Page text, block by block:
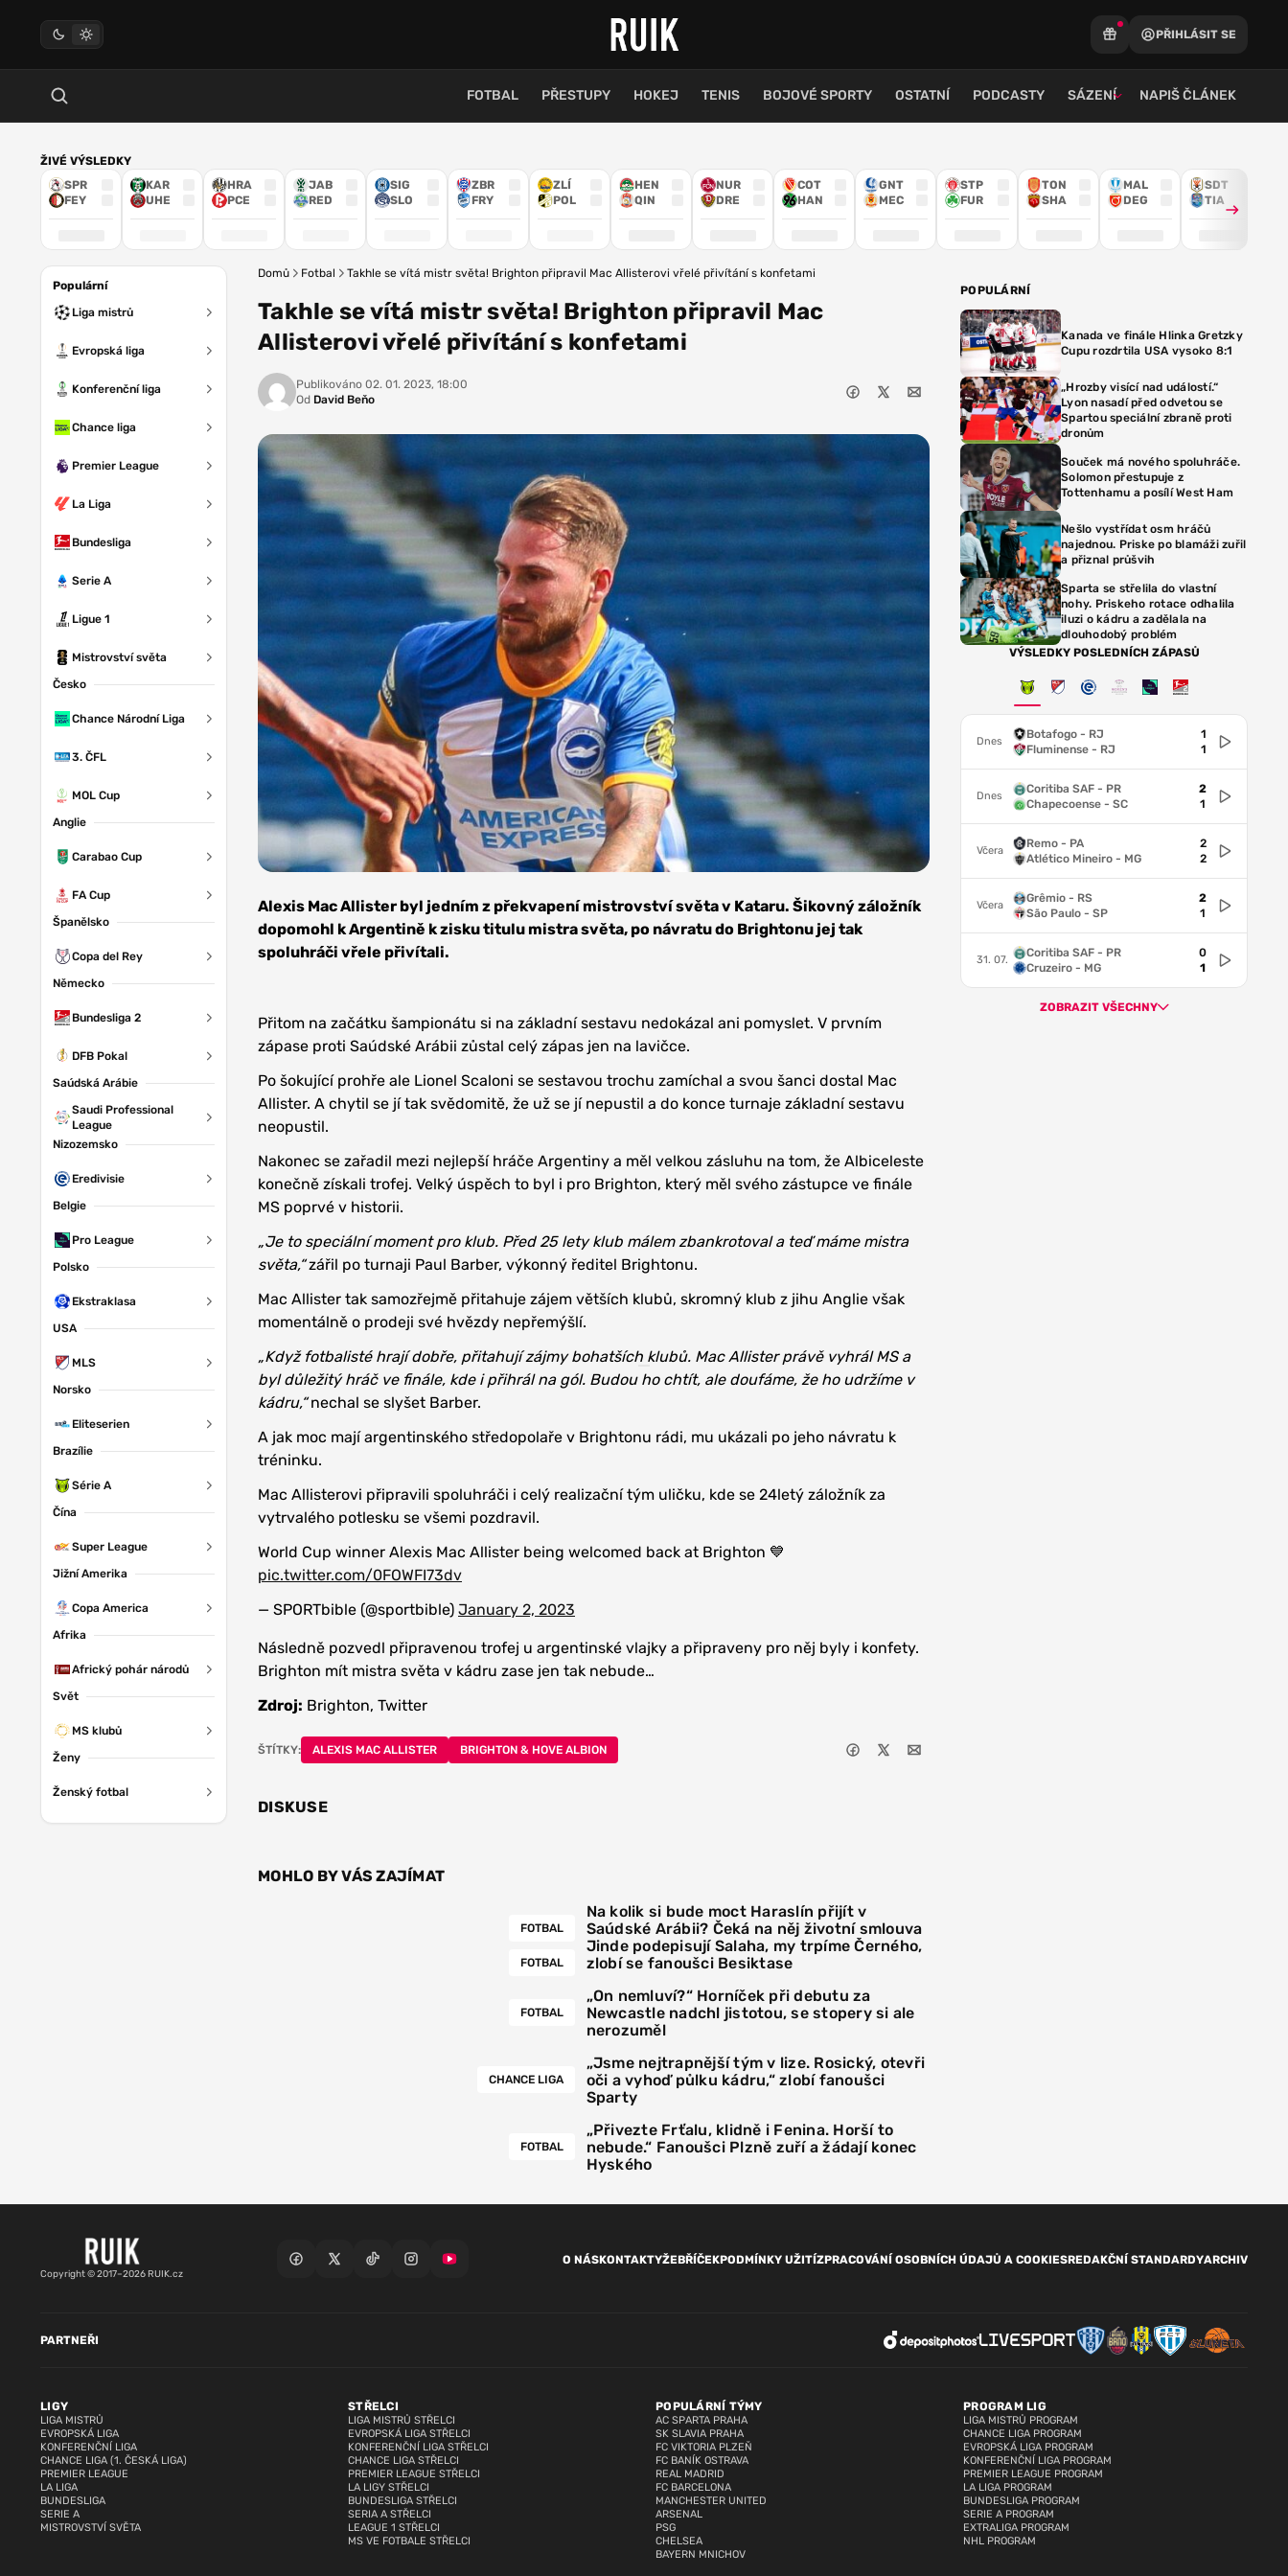
PŘIHLÁSIT SE
FOTBAL PŘESTUPY HOKEJ TENIS BOJOVÉ SPORTY OSTATNÍ PODCASTY SÁZENÍ NAPIŠ ČLÁNEK
ŽIVÉ VÝSLEDKY
SPR
FEY
KAR
UHE
HRA
PCE
JAB
RED
SIG
SLO
ZBR
FRY
ZLÍ
POL
HEN
QIN
NUR
DRE
COT
HAN
GNT
MEC
STP
FUR
TON
SHA
MAL
DEG
SDT
TIA
Populární
Liga mistrů
Evropská liga
Konferenční liga
Chance liga
Premier League
La Liga
Bundesliga
Serie A
Ligue 1
Mistrovství světa
Česko
Chance Národní Liga
3. ČFL
MOL Cup
Anglie
Carabao Cup
FA Cup
Španělsko
Copa del Rey
Německo
Bundesliga 2
DFB Pokal
Saúdská Arábie
Saudi Professional
League
Nizozemsko
Eredivisie
Belgie
Pro League
Polsko
Ekstraklasa
USA
MLS
Norsko
Eliteserien
Brazílie
Série A
Čína
Super League
Jižní Amerika
Copa America
Afrika
Africký pohár národů
Svět
MS klubů
Ženy
Ženský fotbal
Domů Fotbal Takhle se vítá mistr světa! Brighton připravil Mac Allisterovi vřelé přivítání s konfetami
Takhle se vítá mistr světa! Brighton připravil Mac
Allisterovi vřelé přivítání s konfetami
Publikováno 02. 01. 2023, 18:00
Od David Beňo
jamesboyes, CC
BY 2.0
Alexis Mac Allister byl jedním z překvapení mistrovství světa v Kataru. Šikovný záložník
dopomohl k Argentině k zisku titulu mistra světa, po návratu do Brightonu jej tak
spoluhráči vřele přivítali.
Přitom na začátku šampionátu si na základní sestavu nedokázal ani pomyslet. V prvním
zápase proti Saúdské Arábii zůstal celý zápas jen na lavičce.
Po šokující prohře ale Lionel Scaloni se sestavou trochu zamíchal a svou šanci dostal Mac
Allister. A chytil se jí tak svědomitě, že už se jí nepustil a do konce turnaje základní sestavu
neopustil.
Nakonec se zařadil mezi nejlepší hráče Argentiny a měl velkou zásluhu na tom, že Albiceleste
konečně získali trofej. Velký úspěch to byl i pro Brighton, který měl svého zástupce ve finále
MS poprvé v historii.
„Je to speciální moment pro klub. Před 25 lety klub málem zbankrotoval a teď máme mistra
světa,“zářil po turnaji Paul Barber, výkonný ředitel Brightonu.
Mac Allister tak samozřejmě přitahuje zájem větších klubů, skromný klub z jihu Anglie však
momentálně o prodeji své hvězdy nepřemýšlí.
„Když fotbalisté hrají dobře, přitahují zájmy bohatších klubů. Mac Allister právě vyhrál MS a
byl důležitý hráč ve finále, kde i přihrál na gól. Budou ho chtít, ale doufáme, že ho udržíme v
kádru,“nechal se slyšet Barber.
A jak moc mají argentinského středopolaře v Brightonu rádi, mu ukázali po jeho návratu k
tréninku.
Mac Allisterovi připravili spoluhráči i celý realizační tým uličku, kde se 24letý záložník za
vytrvalého potlesku se všemi pozdravil.
World Cup winner Alexis Mac Allister being welcomed back at Brighton 💙
pic.twitter.com/0FOWFI73dv
— SPORTbible (@sportbible) January 2, 2023
Následně pozvedl připravenou trofej u argentinské vlajky a připraveny pro něj byly i konfety.
Brighton mít mistra světa v kádru zase jen tak nebude…
Zdroj: Brighton, Twitter
ŠTÍTKY: ALEXIS MAC ALLISTER BRIGHTON & HOVE ALBION
DISKUSE
MOHLO BY VÁS ZAJÍMAT
FOTBAL
Na kolik si bude moct Haraslín přijít v
Saúdské Arábii? Čeká na něj životní smlouva
FOTBAL
Jinde podepisují Salaha, my trpíme Černého,
zlobí se fanoušci Besiktase
FOTBAL
„On nemluví?“ Horníček při debutu za
Newcastle nadchl jistotou, se stopery si ale
nerozuměl
CHANCE LIGA
„Jsme nejtrapnější tým v lize. Rosický, otevři
oči a vyhoď půlku kádru,“ zlobí fanoušci
Sparty
FOTBAL
„Přivezte Frťalu, klidně i Fenina. Horší to
nebude.“ Fanoušci Plzně zuří a žádají konec
Hyského
POPULÁRNÍ
Kanada ve finále Hlinka Gretzky
Cupu rozdrtila USA vysoko 8:1
„Hrozby visící nad událostí.“
Lyon nasadí před odvetou se
Spartou speciální zbraně proti
dronům
Souček má nového spoluhráče.
Solomon přestupuje z
Tottenhamu a posílí West Ham
Nešlo vystřídat osm hráčů
najednou. Priske po blamáži zuřil
a přiznal průšvih
Sparta se střelila do vlastní
nohy. Priskeho rotace odhalila
iluzi o kádru a zadělala na
dlouhodobý problém
VÝSLEDKY POSLEDNÍCH ZÁPASŮ
Dnes
Botafogo - RJ
Fluminense - RJ
1
1
Dnes
Coritiba SAF - PR
Chapecoense - SC
2
1
Včera
Remo - PA
Atlético Mineiro - MG
2
2
Včera
Grêmio - RS
São Paulo - SP
2
1
31. 07.
Coritiba SAF - PR
Cruzeiro - MG
0
1
ZOBRAZIT VŠECHNY
Copyright © 2017–2026 RUIK.cz
O NÁSKONTAKTYŽEBŘÍČEKPODMÍNKY UŽITÍZPRACOVÁNÍ OSOBNÍCH ÚDAJŮ A COOKIESREDAKČNÍ STANDARDYARCHIV
LIGY
LIGA MISTRŮ
EVROPSKÁ LIGA
KONFERENČNÍ LIGA
CHANCE LIGA (1. ČESKÁ LIGA)
PREMIER LEAGUE
LA LIGA
BUNDESLIGA
SERIE A
MISTROVSTVÍ SVĚTA
STŘELCI
LIGA MISTRŮ STŘELCI
EVROPSKÁ LIGA STŘELCI
KONFERENČNÍ LIGA STŘELCI
CHANCE LIGA STŘELCI
PREMIER LEAGUE STŘELCI
LA LIGY STŘELCI
BUNDESLIGA STŘELCI
SERIA A STŘELCI
LEAGUE 1 STŘELCI
MS VE FOTBALE STŘELCI
POPULÁRNÍ TÝMY
AC SPARTA PRAHA
SK SLAVIA PRAHA
FC VIKTORIA PLZEŇ
FC BANÍK OSTRAVA
REAL MADRID
FC BARCELONA
MANCHESTER UNITED
ARSENAL
PSG
CHELSEA
BAYERN MNICHOV
PROGRAM LIG
LIGA MISTRŮ PROGRAM
CHANCE LIGA PROGRAM
EVROPSKÁ LIGA PROGRAM
KONFERENČNÍ LIGA PROGRAM
PREMIER LEAGUE PROGRAM
LA LIGA PROGRAM
BUNDESLIGA PROGRAM
SERIE A PROGRAM
EXTRALIGA PROGRAM
NHL PROGRAM
PARTNEŘI